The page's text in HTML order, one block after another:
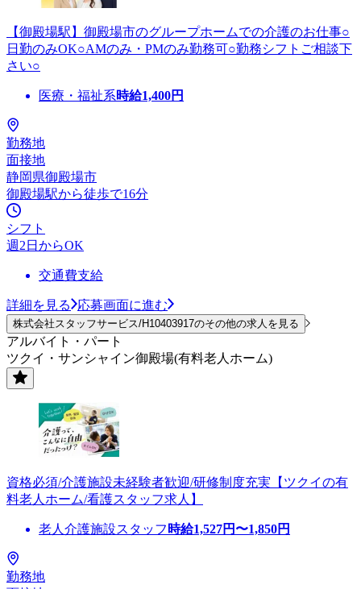
【御殿場駅】御殿場市のグループホームでの介護のお仕事○
日勤のみOK○AMのみ・PMのみ勤務可○勤務シフトご相談下
さい○
医療・福祉系時給1,400円
勤務地
面接地
静岡県御殿場市
御殿場駅から徒歩で16分
シフト
週2日からOK
交通費支給
詳細を見る 応募画面に進む
株式会社スタッフサービス/H10403917のその他の求人を見る
アルバイト・パート
ツクイ・サンシャイン御殿場(有料老人ホーム)
資格必須/介護施設未経験者歓迎/研修制度充実【ツクイの有
料老人ホーム/看護スタッフ求人】
老人介護施設スタッフ 時給1,527円〜1,850円
勤務地